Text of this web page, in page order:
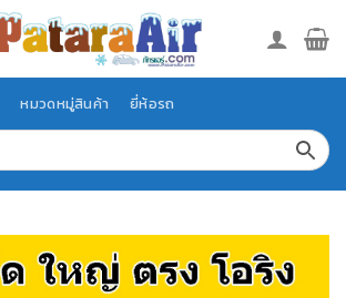
หมวดหมู่สินค้า ยี่ห้อรถ